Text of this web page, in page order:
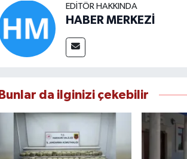
EDITÖR HAKKINDA
HABER MERKEZİ
Bunlar da ilginizi çekebilir